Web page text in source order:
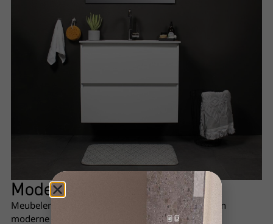
Moderne zwarte greep
Meubelen met greep zijn ook uit te voeren met een
moderne zwarte greep.